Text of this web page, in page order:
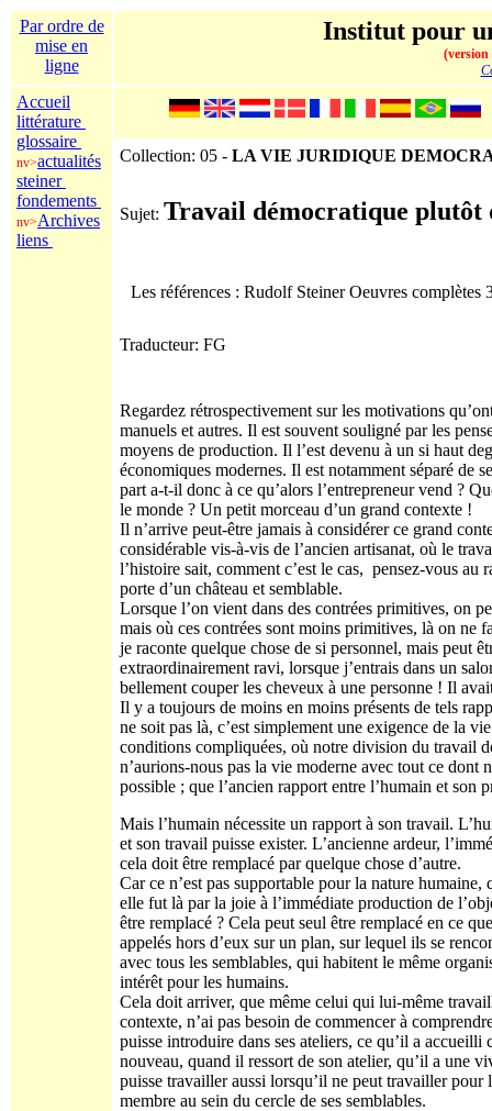
Par ordre de
mise en
ligne
Institut pour
(version
Accueil
littérature
glossaire
nv>actualités
steiner
fondements
nv>Archives
liens
Collection: 05 - LA VIE JURIDIQUE
Sujet: Travail démocratique plutôt
Les références : Rudolf Steiner Oeuvres
Traducteur: FG
Regardez rétrospectivement sur les motivations
manuels et autres. Il est souvent souligné par les
moyens de production. Il l’est devenu à un si haut
économiques modernes. Il est notamment séparé de
part a-t-il donc à ce qu’alors l’entrepreneur vend ?
le monde ? Un petit morceau d’un grand contexte !
Il n’arrive peut-être jamais à considérer ce grand
considérable vis-à-vis de l’ancien artisanat, où le
l’histoire sait, comment c’est le cas, pensez-vous
porte d’un château et semblable.
Lorsque l’on vient dans des contrées primitives, on
mais où ces contrées sont moins primitives, là on ne
je raconte quelque chose de si personnel, mais peut
extraordinairement ravi, lorsque j’entrais dans un
bellement couper les cheveux à une personne ! Il
Il y a toujours de moins en moins présents de tels
ne soit pas là, c’est simplement une exigence de la
conditions compliquées, où notre division du travail
n’aurions-nous pas la vie moderne avec tout ce dont
possible ; que l’ancien rapport entre l’humain et son
Mais l’humain nécessite un rapport à son travail.
et son travail puisse exister. L’ancienne ardeur,
cela doit être remplacé par quelque chose d’autre.
Car ce n’est pas supportable pour la nature
elle fut là par la joie à l’immédiate production de
être remplacé ? Cela peut seul être remplacé en ce
appelés hors d’eux sur un plan, sur lequel ils se
avec tous les semblables, qui habitent le même
intérêt pour les humains.
Cela doit arriver, que même celui qui lui-même
contexte, n’ai pas besoin de commencer à
puisse introduire dans ses ateliers, ce qu’il a
nouveau, quand il ressort de son atelier, qu’il a une
puisse travailler aussi lorsqu’il ne peut travailler
membre au sein du cercle de ses semblables.